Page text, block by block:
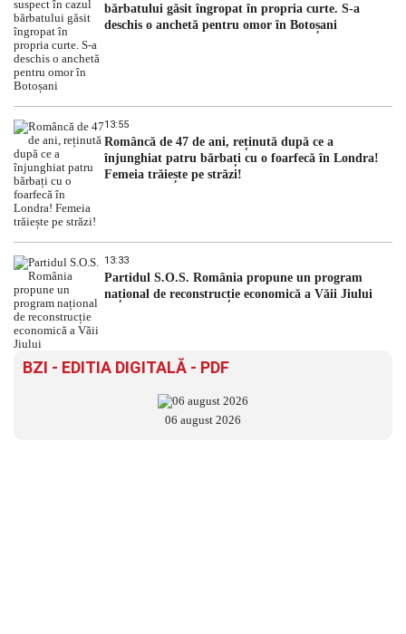
bărbatului găsit îngropat în propria curte. S-a
deschis o anchetă pentru omor în Botoșani
13:55
Româncă de 47 de ani, reținută după ce a
înjunghiat patru bărbați cu o foarfecă în Londra!
Femeia trăiește pe străzi!
13:33
Partidul S.O.S. România propune un program
național de reconstrucție economică a Văii Jiului
BZI - EDITIA DIGITALĂ - PDF
06 august 2026